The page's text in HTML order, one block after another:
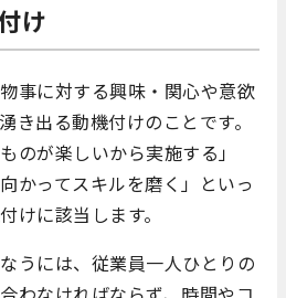
け
事に対する興味・関心や意欲
き出る動機付けのことです。
のが楽しいから実施する」
かってスキルを磨く」といっ
けに該当します。
うには、従業員一人ひとりの